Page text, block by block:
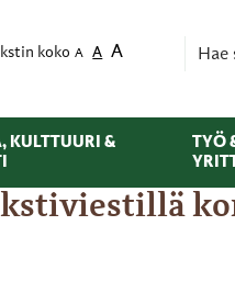
koko A A A
KULTTUURI &
TYÖ